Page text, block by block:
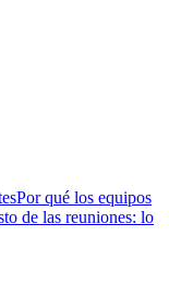
Por qué los equipos
de las reuniones: lo